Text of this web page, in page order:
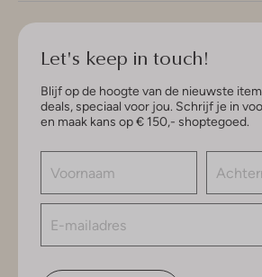
Let's keep in touch!
Blijf op de hoogte van de nieuwste
deals, speciaal voor jou. Schrijf je in
en maak kans op € 150,- shoptegoed.